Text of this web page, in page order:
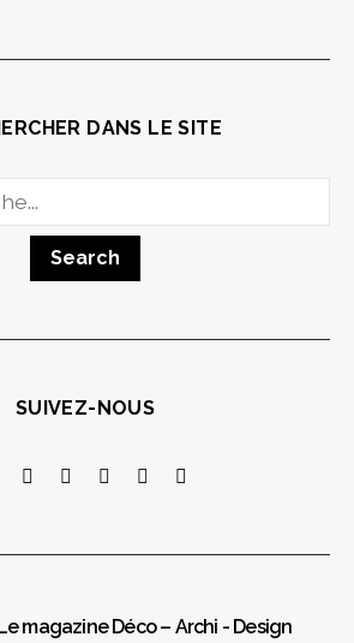
DANS LE SITE
for:
SUIVEZ-NOUS
magazine Déco – Archi - Design